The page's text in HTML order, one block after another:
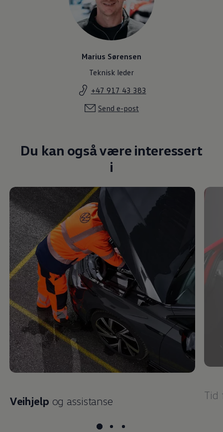
Marius Sørensen
Teknisk leder
+47 917 43 383
Send e-post
Du kan også være interessert
i
Veihjelp og assistanse